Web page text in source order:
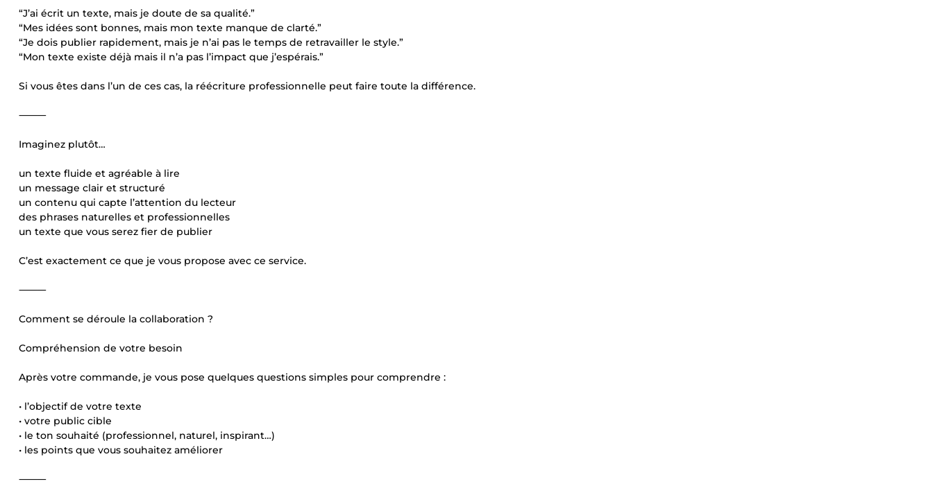
“J’ai écrit un texte, mais je doute de sa qualité.”
“Mes idées sont bonnes, mais mon texte manque de clarté.”
“Je dois publier rapidement, mais je n’ai pas le temps de retravailler le style.”
“Mon texte existe déjà mais il n’a pas l’impact que j’espérais.”
Si vous êtes dans l’un de ces cas, la réécriture professionnelle peut faire toute la différence.
⸻
Imaginez plutôt…
un texte fluide et agréable à lire
un message clair et structuré
un contenu qui capte l’attention du lecteur
des phrases naturelles et professionnelles
un texte que vous serez fier de publier
C’est exactement ce que je vous propose avec ce service.
⸻
Comment se déroule la collaboration ?
Compréhension de votre besoin
Après votre commande, je vous pose quelques questions simples pour comprendre :
• l’objectif de votre texte
• votre public cible
• le ton souhaité (professionnel, naturel, inspirant…)
• les points que vous souhaitez améliorer
⸻